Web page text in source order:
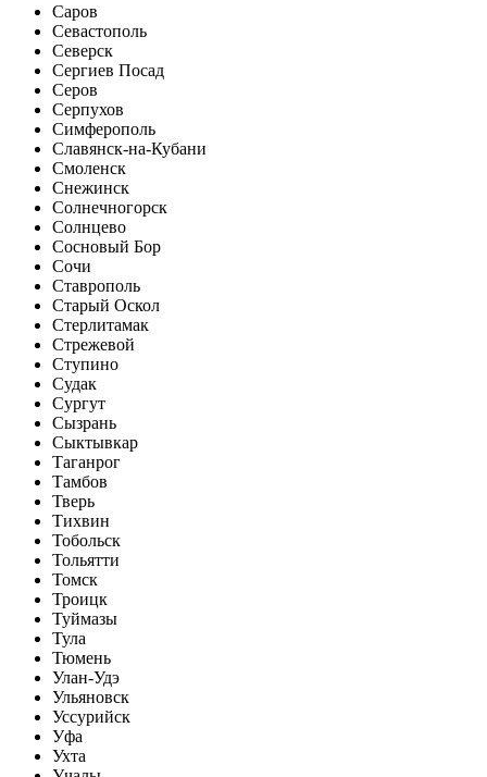
Саров
Севастополь
Северск
Сергиев Посад
Серов
Серпухов
Симферополь
Славянск-на-Кубани
Смоленск
Снежинск
Солнечногорск
Солнцево
Сосновый Бор
Сочи
Ставрополь
Старый Оскол
Стерлитамак
Стрежевой
Ступино
Судак
Сургут
Сызрань
Сыктывкар
Таганрог
Тамбов
Тверь
Тихвин
Тобольск
Тольятти
Томск
Троицк
Туймазы
Тула
Тюмень
Улан-Удэ
Ульяновск
Уссурийск
Уфа
Ухта